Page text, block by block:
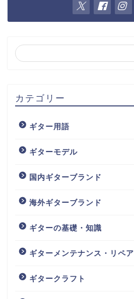
カテゴリー
ギター用語
ギターモデル
国内ギターブランド
海外ギターブランド
ギターの基礎・知識
ギターメンテナンス・リペア
ギタークラフト